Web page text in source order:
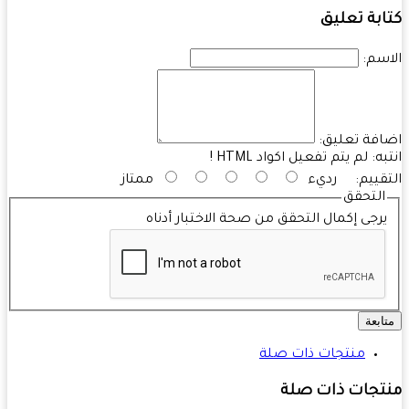
تعليق
تعليق:
لم يتم تفعيل اكواد HTML !
رديء
ممتاز
التحقق
يرجى إكمال التحقق من صحة الاختبار أدناه
منتجات ذات صلة
ذات صلة